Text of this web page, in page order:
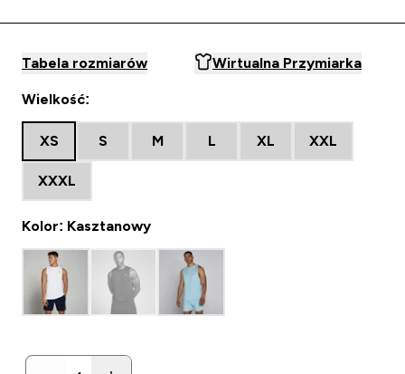
Tabela rozmiarów Wirtualna Przymiarka
Wielkość:
XS S M L XL XXL
XXXL
Kolor: Kasztanowy